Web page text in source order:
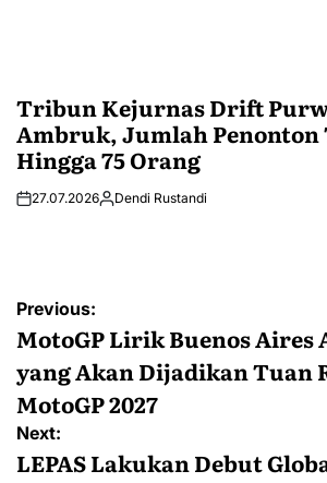
Tribun Kejurnas Drift
Ambruk, Jumlah
Hingga 75 Orang
27.07.2026 Dendi Rustandi
Post
navigation
Previous:
MotoGP Lirik Buenos Aires
yang Akan Dijadikan Tuan
MotoGP 2027
Next:
LEPAS Lakukan Debut